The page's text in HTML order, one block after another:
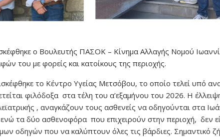
ο Βουλευτής ΠΑΣΟΚ – Κίνημα Αλλαγής Νομού
του με φορείς και κατοίκους της περιοχής.
το Κέντρο Υγείας Μετσόβου, το οποίο τελεί υπό
φιλόδοξα στα τέλη του α’εξαμήνου του 2026. Η
, αναγκάζουν τους ασθενείς να οδηγούνται στα
τα δύο ασθενοφόρα που επιχειρούν στην περιοχή, δεν
οδηγών που να καλύπτουν όλες τις βάρδιες. Σημαντικό